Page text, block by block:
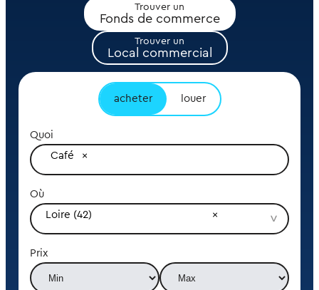
Trouver un
Fonds de commerce
Trouver un
Local commercial
acheter louer
Quoi
Café
Où
Loire (42)
Prix